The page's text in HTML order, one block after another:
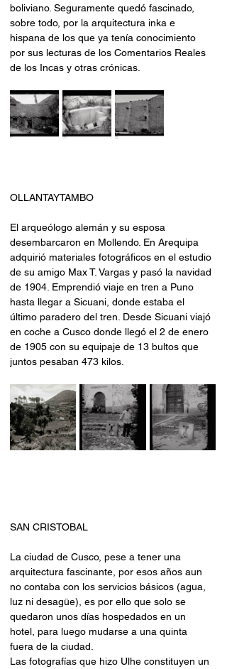
boliviano. Seguramente quedó fascinado,
sobre todo, por la arquitectura inka e
hispana de los que ya tenía conocimiento
por sus lecturas de los Comentarios Reales
de los Incas y otras crónicas.
OLLANTAYTAMBO
El arqueólogo alemán y su esposa
desembarcaron en Mollendo. En Arequipa
adquirió materiales fotográficos en el estudio
de su amigo Max T. Vargas y pasó la navidad
de 1904. Emprendió viaje en tren a Puno
hasta llegar a Sicuani, donde estaba el
último paradero del tren. Desde Sicuani viajó
en coche a Cusco donde llegó el 2 de enero
de 1905 con su equipaje de 13 bultos que
juntos pesaban 473 kilos.
SAN CRISTOBAL
La ciudad de Cusco, pese a tener una
arquitectura fascinante, por esos años aun
no contaba con los servicios básicos (agua,
luz ni desagüe), es por ello que solo se
quedaron unos días hospedados en un
hotel, para luego mudarse a una quinta
fuera de la ciudad.
Las fotografías que hizo Ulhe constituyen un